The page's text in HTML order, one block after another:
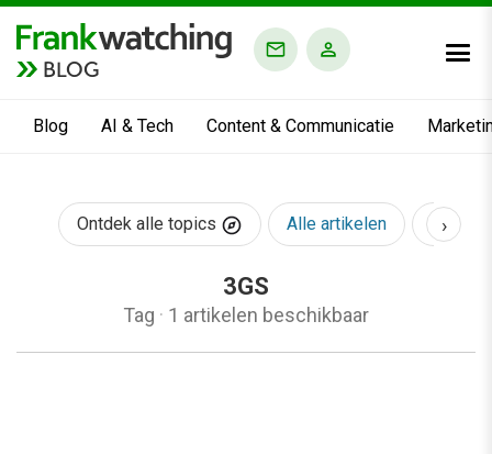
BLOG
Blog AI & Tech Content & Communicatie
Ontdek alle topics Alle artikelen AI &
›
3GS
Tag · 1 artikelen beschikbaar